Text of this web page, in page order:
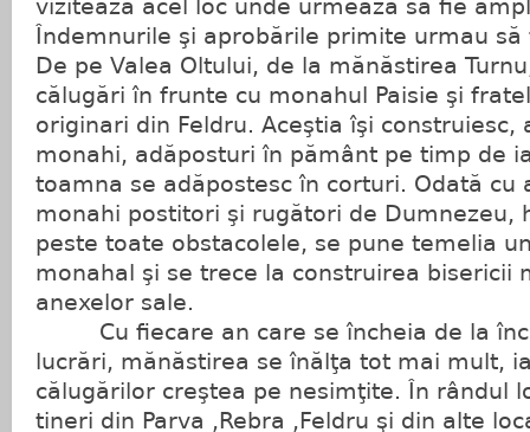
vizitează acel loc unde urmează să fie
Îndemnurile şi aprobările primite urmau
De pe Valea Oltului, de la mănăstirea
călugări în frunte cu monahul Paisie şi
originari din Feldru. Aceştia îşi construiesc,
monahi, adăposturi în pământ pe timp de
toamna se adăpostesc în corturi. Odată cu
monahi postitori şi rugători de Dumnezeu,
peste toate obstacolele, se pune temelia
monahal şi se trece la construirea bisericii
anexelor sale.
Cu fiecare an care se încheia de la
lucrări, mănăstirea se înălţa tot mai mult,
călugărilor creştea pe nesimţite. În rândul
tineri din Parva ,Rebra ,Feldru şi din alte